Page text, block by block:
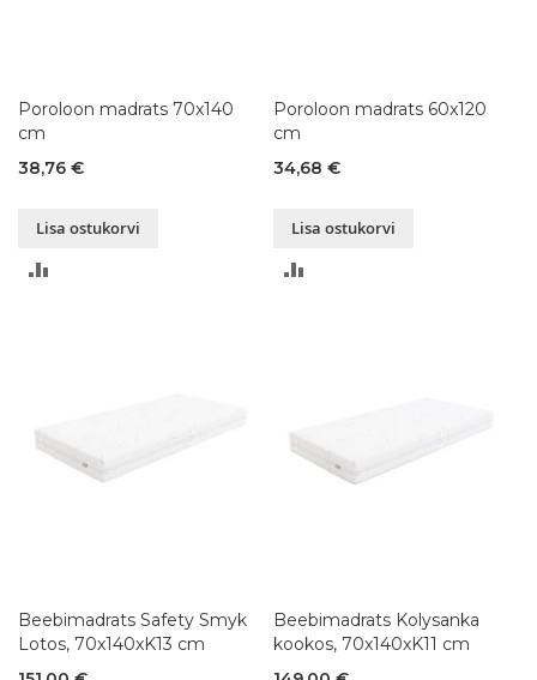
Poroloon madrats 70x140
cm
38,76 €
Lisa ostukorvi
Poroloon madrats 60x120
cm
34,68 €
Lisa ostukorvi
Beebimadrats Safety Smyk
Lotos, 70x140xK13 cm
Beebimadrats Kolysanka
kookos, 70x140xK11 cm